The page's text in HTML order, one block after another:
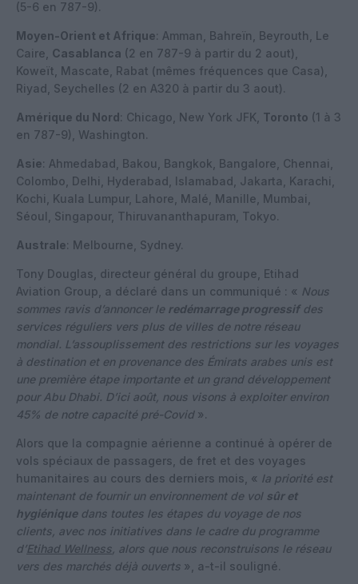
(5-6 en 787-9).
Moyen-Orient et Afrique: Amman, Bahreïn, Beyrouth, Le
Caire, Casablanca (2 en 787-9 à partir du 2 aout),
Koweït, Mascate, Rabat (mêmes fréquences que Casa),
Riyad, Seychelles (2 en A320 à partir du 3 aout).
Amérique du Nord: Chicago, New York JFK, Toronto (1 à 3
en 787-9), Washington.
Asie: Ahmedabad, Bakou, Bangkok, Bangalore, Chennai,
Colombo, Delhi, Hyderabad, Islamabad, Jakarta, Karachi,
Kochi, Kuala Lumpur, Lahore, Malé, Manille, Mumbai,
Séoul, Singapour, Thiruvananthapuram, Tokyo.
Australe: Melbourne, Sydney.
Tony Douglas, directeur général du groupe, Etihad
Aviation Group, a déclaré dans un communiqué : « Nous
sommes ravis d’annoncer le redémarrage progressifdes
services réguliers vers plus de villes de notre réseau
mondial. L’assouplissement des restrictions sur les voyages
à destination et en provenance des Émirats arabes unis est
une première étape importante et un grand développement
pour Abu Dhabi. D’ici août, nous visons à exploiter environ
45% de notre capacité pré-Covid».
Alors que la compagnie aérienne a continué à opérer de
vols spéciaux de passagers, de fret et des voyages
humanitaires au cours des derniers mois, « la priorité est
maintenant de fournir un environnement de vol sûr et
hygiéniquedans toutes les étapes du voyage de nos
clients, avec nos initiatives dans le cadre du programme
d’Etihad Wellness alors que nous reconstruisons le réseau
vers des marchés déjà ouverts », a-t-il souligné.